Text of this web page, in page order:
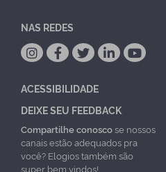
NAS REDES
ACESSIBILIDADE
DEIXE SEU FEEDBACK
Compartilhe conoscose nossos
canais estão adequados pra
você? Elogios também são
super bem vindos!